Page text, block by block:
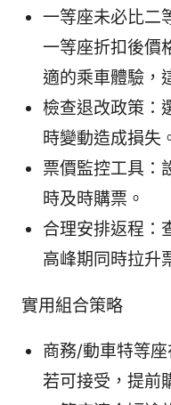
一等座未必比二
一等座折扣後價
適的乘車體驗，
檢查退改政策：
時變動造成損失
票價監控工具：
時及時購票。
合理安排返程：
高峰期同時拉升
實用組合策略
商務/動車特等座
若可接受，提前